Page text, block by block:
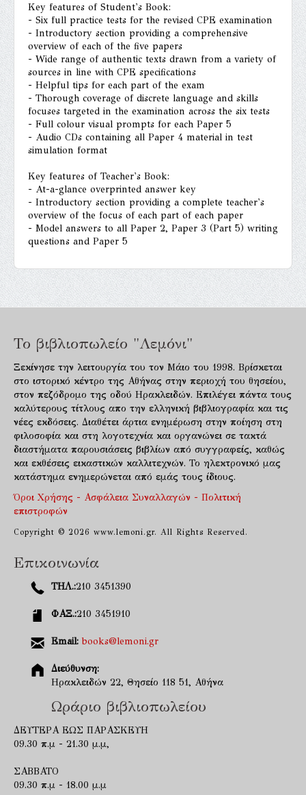
Key features of Student's Book:
- Six full practice tests for the revised CPE examination
- Introductory section providing a comprehensive
overview of each of the five papers
- Wide range of authentic texts drawn from a variety of
sources in line with CPE specifications
- Helpful tips for each part of the exam
- Thorough coverage of discrete language and skills
focuses targeted in the examination across the six tests
- Full colour visual prompts for each Paper 5
- Audio CDs containing all Paper 4 material in test
simulation format
Key features of Teacher's Book:
- At-a-glance overprinted answer key
- Introductory section providing a complete teacher's
overview of the focus of each part of each paper
- Model answers to all Paper 2, Paper 3 (Part 5) writing
questions and Paper 5
Το βιβλιοπωλείο "Λεμόνι"
Ξεκίνησε την λειτουργία του τον Μάιο του 1998. Βρίσκεται
στο ιστορικό κέντρο της Αθήνας στην περιοχή του θησείου,
στον πεζόδρομο της οδού Ηρακλειδών. Επιλέγει πάντα τους
καλύτερους τίτλους απο την ελληνική βιβλιογραφία και τις
νέες εκδόσεις. Διαθέτει άρτια ενημέρωση στην ποίηση στη
φιλοσοφία και στη λογοτεχνία και οργανώνει σε τακτά
διαστήματα παρουσιάσεις βιβλίων από συγγραφείς, καθώς
και εκθέσεις εικαστικών καλλιτεχνών. Το ηλεκτρονικό μας
κατάστημα ενημερώνεται από εμάς τους ίδιους.
Όροι Χρήσης - Ασφάλεια Συναλλαγών - Πολιτική
επιστροφών
Copyright © 2026 www.lemoni.gr. All Rights Reserved.
Επικοινωνία
ΤΗΛ.:210 3451390
ΦΑΞ.:210 3451910
Email: books@lemoni.gr
Διεύθυνση:
Ηρακλειδών 22, Θησείο 118 51, Αθήνα
Ωράριο βιβλιοπωλείου
ΔΕΥΤΕΡΑ ΕΩΣ ΠΑΡΑΣΚΕΥΗ
09.30 π.μ - 21.30 μ.μ,
ΣΑΒΒΑΤΟ
09.30 π.μ - 18.00 μ.μ